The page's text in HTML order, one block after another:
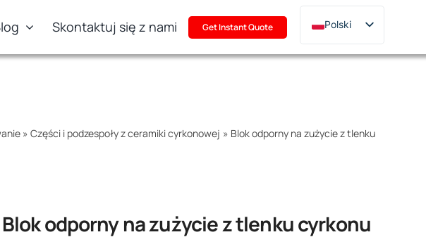
Skontaktuj się z nami Get Instant Quote
Polski
English
한국어
Português
»Części i podzespoły z ceramiki cyrkonowej » Blok odporny na zużycie z tlenku
Blok odporny na zużycie z tlenku cyrkonu